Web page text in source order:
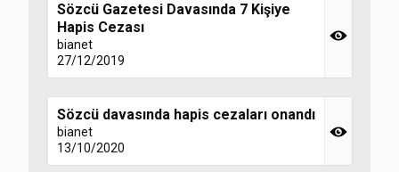
Sözcü Gazetesi Davasında 7 Kişiye
Hapis Cezası
bianet
27/12/2019
Sözcü davasında hapis cezaları onandı
bianet
13/10/2020